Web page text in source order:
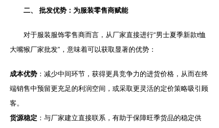
二、 批发优势：为服装零售商赋能
对于服装服饰零售商而言，从厂家直接进行“男士夏季新款t恤
大嘴猴厂家批发”，意味着可以获取显著的优势：
成本优势 ：减少中间环节，获得更具竞争力的进货价格，从而在终
端销售中预留更充足的利润空间，或采取更灵活的定价策略吸引顾
客。
货源稳定 ：与厂家建立直接联系，有助于保障旺季货品的稳定供